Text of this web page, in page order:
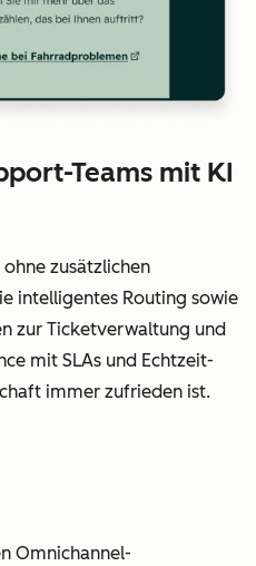
Teams mit KI
zusätzlichen
intelligentes Routing sowie
zur Ticketverwaltung und
mit SLAs und Echtzeit-
immer zufrieden ist.
Omnichannel-